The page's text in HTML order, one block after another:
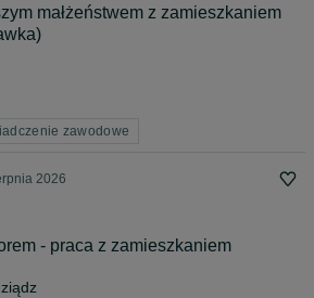
małżeństwem z zamieszkaniem
zawodowe
2026
- praca z zamieszkaniem